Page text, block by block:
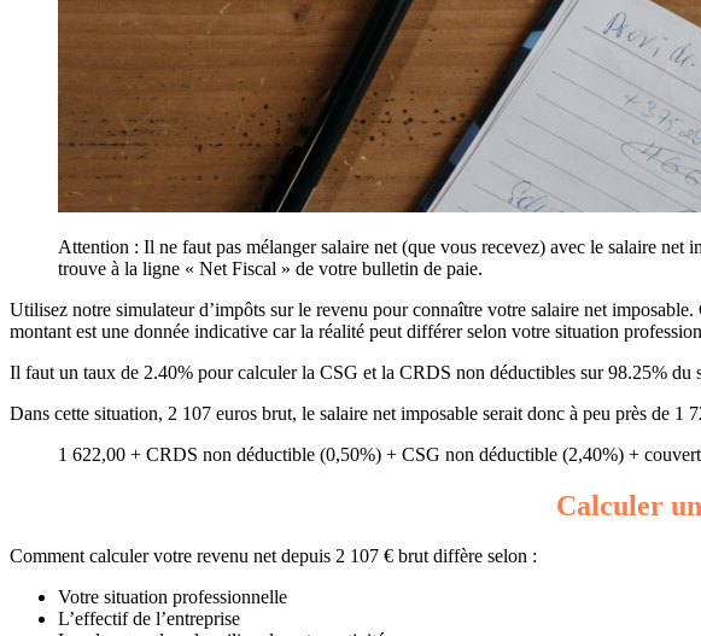
Attention : Il ne faut pas mélanger salaire net (que vous recevez) avec le salaire
trouve à la ligne « Net Fiscal » de votre bulletin de paie.
Utilisez notre simulateur d’impôts sur le revenu pour connaître votre salaire net
montant est une donnée indicative car la réalité peut différer selon votre situation
Il faut un taux de 2.40% pour calculer la CSG et la CRDS non déductibles sur 98.25% du
Dans cette situation, 2 107 euros brut, le salaire net imposable serait donc à peu près de 1
1 622,00 + CRDS non déductible (0,50%) + CSG non déductible (2,40%) +
Calculer
Comment calculer votre revenu net depuis 2 107 € brut diffère selon :
Votre situation professionnelle
L’effectif de l’entreprise